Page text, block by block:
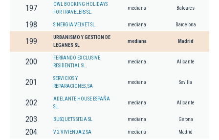
197
OWL BOOKING HOLIDAYS
FOR TRAVELERS SL.
mediana Baleares
198 SINERGIA VELVET SL. mediana Barcelona
199
URBANISMO Y GESTION DE
LEGANES SL
mediana Madrid
200
FERRANDO EXCLUSIVE
RESIDENTIAL SL.
mediana Alicante
201
SERVICIOS Y
REPARACIONES, SA
mediana Sevilla
202
ADELANTE HOUSE ESPAÑA
SL.
mediana Alicante
203 BUSQUETS SITJA SL mediana Gerona
204 V 2 VIVIENDA 2 SA mediana Madrid